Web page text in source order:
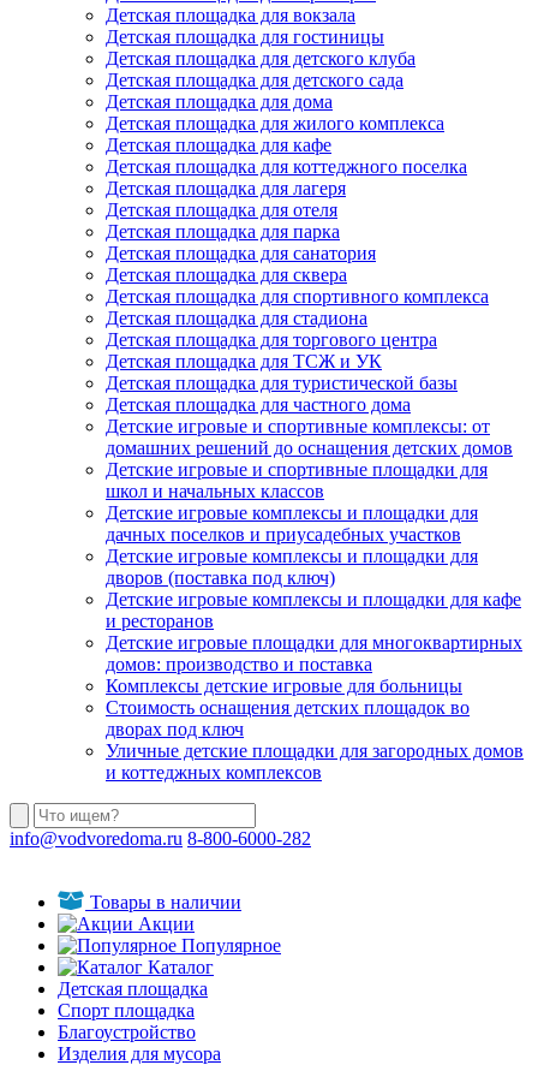
Детская площадка для вокзала
Детская площадка для гостиницы
Детская площадка для детского клуба
Детская площадка для детского сада
Детская площадка для дома
Детская площадка для жилого комплекса
Детская площадка для кафе
Детская площадка для коттеджного поселка
Детская площадка для лагеря
Детская площадка для отеля
Детская площадка для парка
Детская площадка для санатория
Детская площадка для сквера
Детская площадка для спортивного комплекса
Детская площадка для стадиона
Детская площадка для торгового центра
Детская площадка для ТСЖ и УК
Детская площадка для туристической базы
Детская площадка для частного дома
Детские игровые и спортивные комплексы: от
домашних решений до оснащения детских домов
Детские игровые и спортивные площадки для
школ и начальных классов
Детские игровые комплексы и площадки для
дачных поселков и приусадебных участков
Детские игровые комплексы и площадки для
дворов (поставка под ключ)
Детские игровые комплексы и площадки для кафе
и ресторанов
Детские игровые площадки для многоквартирных
домов: производство и поставка
Комплексы детские игровые для больницы
Стоимость оснащения детских площадок во
дворах под ключ
Уличные детские площадки для загородных домов
и коттеджных комплексов
info@vodvoredoma.ru 8-800-6000-282
Товары в наличии
Акции
Популярное
Каталог
Детская площадка
Спорт площадка
Благоустройство
Изделия для мусора